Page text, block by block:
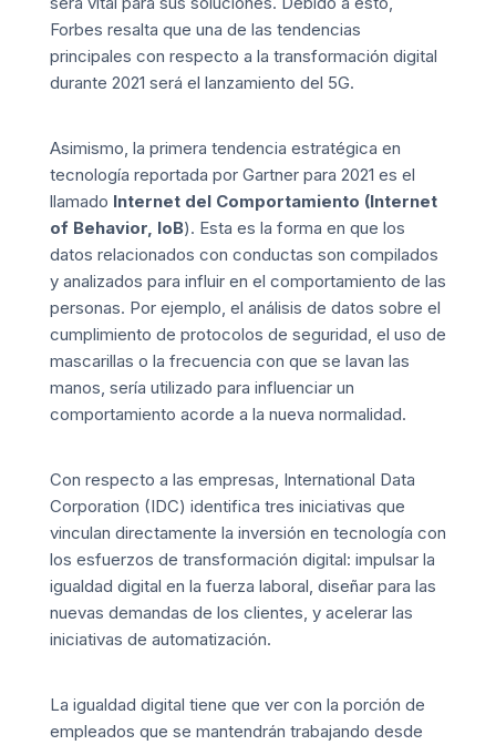
Forbes resalta que una de las tendencias
principales con respecto a la transformación digital
durante 2021 será el lanzamiento del 5G.
Asimismo, la primera tendencia estratégica en
tecnología reportada por Gartnerpara 2021 es el
llamado Internet del Comportamiento (Internet
of Behavior, IoB). Esta es la forma en que los
datos relacionados con conductas son compilados
y analizados para influir en el comportamiento de las
personas. Por ejemplo, el análisis de datos sobre el
cumplimiento de protocolos de seguridad, el uso de
mascarillas o la frecuencia con que se lavan las
manos, sería utilizado para influenciar un
comportamiento acorde a la nueva normalidad.
Con respecto a las empresas, International Data
Corporation (IDC) identifica tres iniciativas que
vinculan directamente la inversión en tecnología con
los esfuerzos de transformación digital: impulsar la
igualdad digital en la fuerza laboral, diseñar para las
nuevas demandas de los clientes, y acelerar las
iniciativas de automatización.
La igualdad digital tiene que ver con la porción de
empleados que se mantendrán trabajando desde